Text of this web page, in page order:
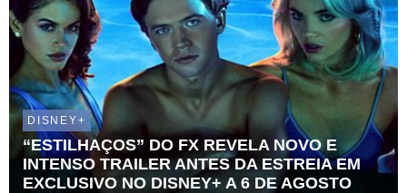
DISNEY+
“ESTILHAÇOS” DO FX REVELA NOVO E
INTENSO TRAILER ANTES DA ESTREIA EM
EXCLUSIVO NO DISNEY+ A 6 DE AGOSTO